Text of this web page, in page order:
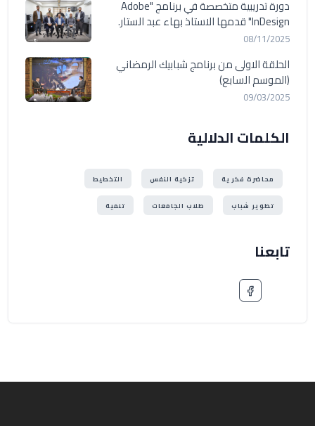
دورة تدريبية متخصصة في برنامج "Adobe
InDesign" قدمها الاستاذ بهاء عبد الستار.
08/11/2025
الحلقة الاولى من برنامج شبابيك الرمضاني
(الموسم السابع)
09/03/2025
الكلمات الدلالية
محاضرة فكرية تزكية النفس التخطيط
تطوير شباب طلاب الجامعات تنمية
تابعنا